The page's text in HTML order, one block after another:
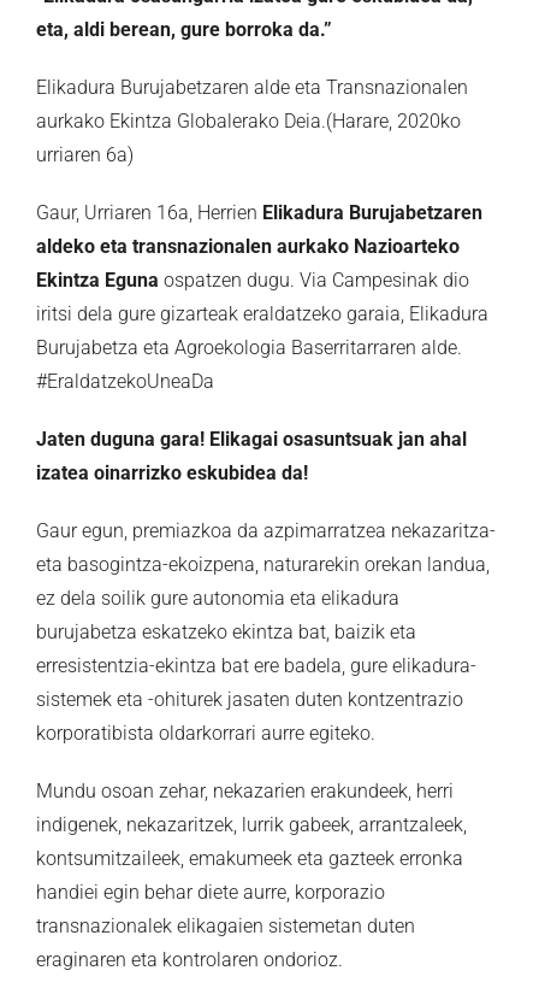
eta, aldi berean, gure borroka da.”
Elikadura Burujabetzaren alde eta Transnazionalen
aurkako Ekintza Globalerako Deia.(Harare, 2020ko
urriaren 6a)
Gaur, Urriaren 16a, Herrien Elikadura Burujabetzaren
aldeko eta transnazionalen aurkako Nazioarteko
Ekintza Eguna ospatzen dugu. Via Campesinak dio
iritsi dela gure gizarteak eraldatzeko garaia, Elikadura
Burujabetza eta Agroekologia Baserritarraren alde.
#EraldatzekoUneaDa
Jaten duguna gara! Elikagai osasuntsuak jan ahal
izatea oinarrizko eskubidea da!
Gaur egun, premiazkoa da azpimarratzea nekazaritza-
eta basogintza-ekoizpena, naturarekin orekan landua,
ez dela soilik gure autonomia eta elikadura
burujabetza eskatzeko ekintza bat, baizik eta
erresistentzia-ekintza bat ere badela, gure elikadura-
sistemek eta -ohiturek jasaten duten kontzentrazio
korporatibista oldarkorrari aurre egiteko.
Mundu osoan zehar, nekazarien erakundeek, herri
indigenek, nekazaritzek, lurrik gabeek, arrantzaleek,
kontsumitzaileek, emakumeek eta gazteek erronka
handiei egin behar diete aurre, korporazio
transnazionalek elikagaien sistemetan duten
eraginaren eta kontrolaren ondorioz.